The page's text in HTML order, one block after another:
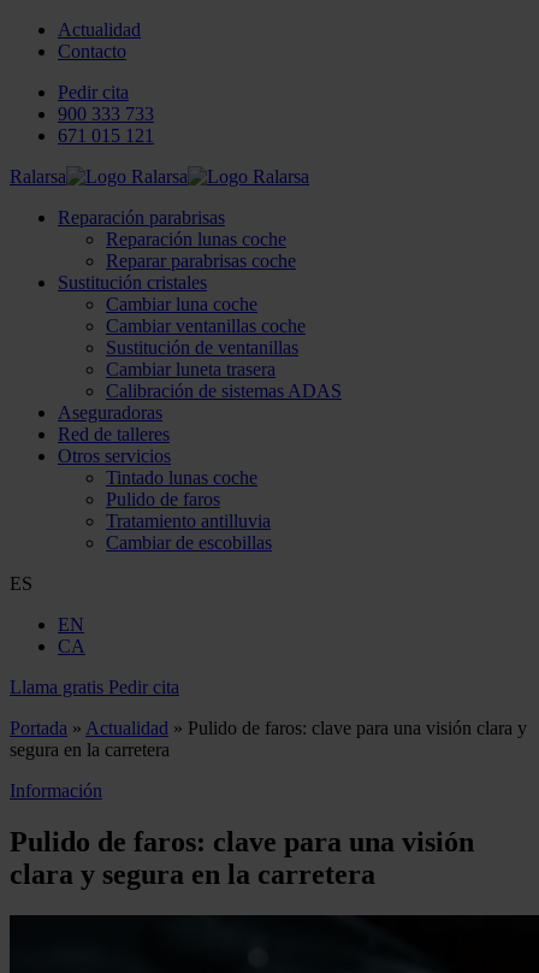
Actualidad
Contacto
Pedir cita
900 333 733
671 015 121
Ralarsa
Reparación parabrisas
Reparación lunas coche
Reparar parabrisas coche
Sustitución cristales
Cambiar luna coche
Cambiar ventanillas coche
Sustitución de ventanillas
Cambiar luneta trasera
Calibración de sistemas ADAS
Aseguradoras
Red de talleres
Otros servicios
Tintado lunas coche
Pulido de faros
Tratamiento antilluvia
Cambiar de escobillas
ES
EN
CA
Llama gratis Pedir cita
Portada » Actualidad » Pulido de faros: clave para una visión clara y
segura en la carretera
Información
Pulido de faros: clave para una visión
clara y segura en la carretera